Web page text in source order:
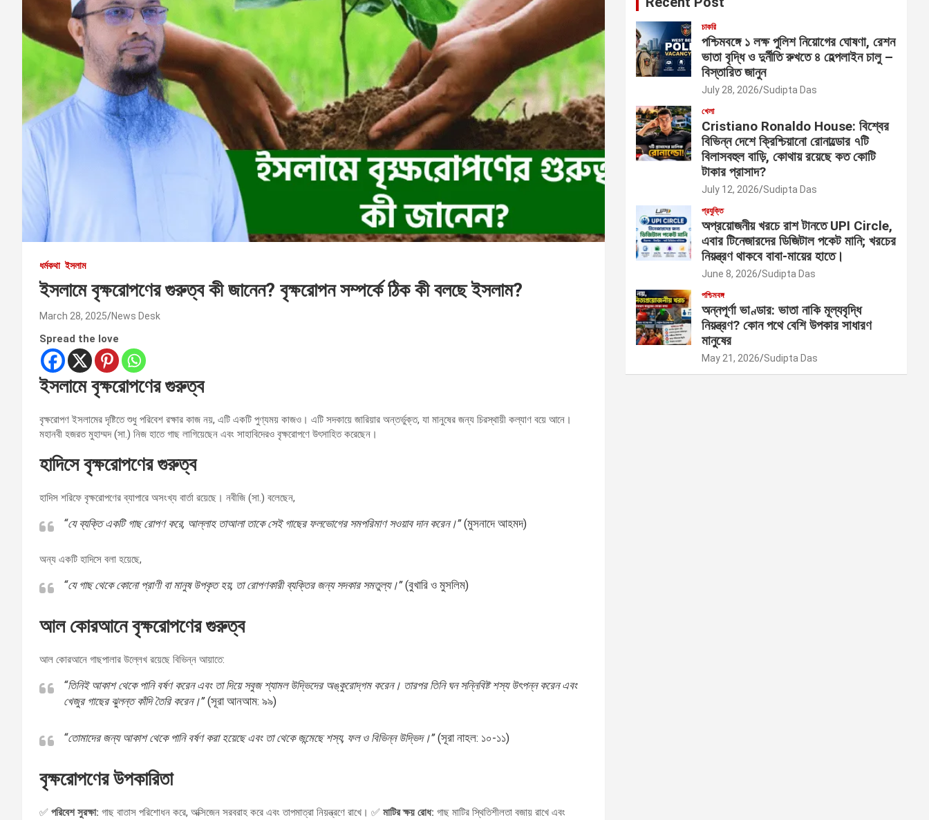
ধর্মকথা ইসলাম
ইসলামে বৃক্ষরোপণের গুরুত্ব কী জানেন? বৃক্ষরোপন সম্পর্কে ঠিক কী বলছে ইসলাম?
March 28, 2025 News Desk
Spread the love
ইসলামে বৃক্ষরোপণের গুরুত্ব
বৃক্ষরোপণ ইসলামের দৃষ্টিতে শুধু পরিবেশ রক্ষার কাজ নয়, এটি একটি পুণ্যময় কাজও। এটি সদকায়ে জারিয়ার অন্তর্ভুক্ত, যা মানুষের জন্য চিরস্থায়ী কল্যাণ বয়ে আনে।
মহানবী হজরত মুহাম্মদ (সা.) নিজ হাতে গাছ লাগিয়েছেন এবং সাহাবিদেরও বৃক্ষরোপণে উৎসাহিত করেছেন।
হাদিসে বৃক্ষরোপণের গুরুত্ব
হাদিস শরিফে বৃক্ষরোপণের ব্যাপারে অসংখ্য বার্তা রয়েছে। নবীজি (সা.) বলেছেন,
“যে ব্যক্তি একটি গাছ রোপণ করে, আল্লাহ তাআলা তাকে সেই গাছের ফলভোগের সমপরিমাণ সওয়াব দান করেন।”(মুসনাদে আহমদ)
অন্য একটি হাদিসে বলা হয়েছে,
“যে গাছ থেকে কোনো প্রাণী বা মানুষ উপকৃত হয়, তা রোপণকারী ব্যক্তির জন্য সদকার সমতুল্য।”(বুখারি ও মুসলিম)
আল কোরআনে বৃক্ষরোপণের গুরুত্ব
আল কোরআনে গাছপালার উল্লেখ রয়েছে বিভিন্ন আয়াতে:
“তিনিই আকাশ থেকে পানি বর্ষণ করেন এবং তা দিয়ে সবুজ শ্যামল উদ্ভিদের অঙ্কুরোদ্‌গম করেন। তারপর তিনি ঘন সন্নিবিষ্ট শস্য উৎপন্ন করেন এবং
খেজুর গাছের ঝুলন্ত কাঁদি তৈরি করেন।”(সূরা আনআম: ৯৯)
“তোমাদের জন্য আকাশ থেকে পানি বর্ষণ করা হয়েছে এবং তা থেকে জন্মেছে শস্য, ফল ও বিভিন্ন উদ্ভিদ।”(সূরা নাহল: ১০-১১)
বৃক্ষরোপণের উপকারিতা
✅ পরিবেশ সুরক্ষা: গাছ বাতাস পরিশোধন করে, অক্সিজেন সরবরাহ করে এবং তাপমাত্রা নিয়ন্ত্রণে রাখে। ✅ মাটির ক্ষয় রোধ: গাছ মাটির স্থিতিশীলতা বজায় রাখে এবং
চাকরি
পশ্চিমবঙ্গে ১ লক্ষ পুলিশ নিয়োগের ঘোষণা, রেশন
ভাতা বৃদ্ধি ও দুর্নীতি রুখতে ৪ হেল্পলাইন চালু –
বিস্তারিত জানুন
July 28, 2026 Sudipta Das
খেলা
Cristiano Ronaldo House: বিশ্বের
বিভিন্ন দেশে ক্রিশ্চিয়ানো রোনাল্ডোর ৭টি
বিলাসবহুল বাড়ি, কোথায় রয়েছে কত কোটি
টাকার প্রাসাদ?
July 12, 2026 Sudipta Das
প্রযুক্তি
অপ্রয়োজনীয় খরচে রাশ টানতে UPI Circle,
এবার টিনেজারদের ডিজিটাল পকেট মানি; খরচের
নিয়ন্ত্রণ থাকবে বাবা-মায়ের হাতে।
June 8, 2026 Sudipta Das
পশ্চিমবঙ্গ
অন্নপূর্ণা ভাণ্ডার: ভাতা নাকি মূল্যবৃদ্ধি
নিয়ন্ত্রণ? কোন পথে বেশি উপকার সাধারণ
মানুষের
May 21, 2026 Sudipta Das